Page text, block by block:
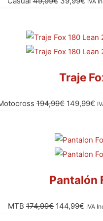
Traje
194,99€ 149,99€
Pantalón
MTB 174,99€ 144,99€ IVA